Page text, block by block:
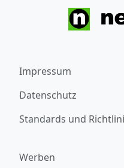
Impressum
Datenschutz
Standards und
Werben